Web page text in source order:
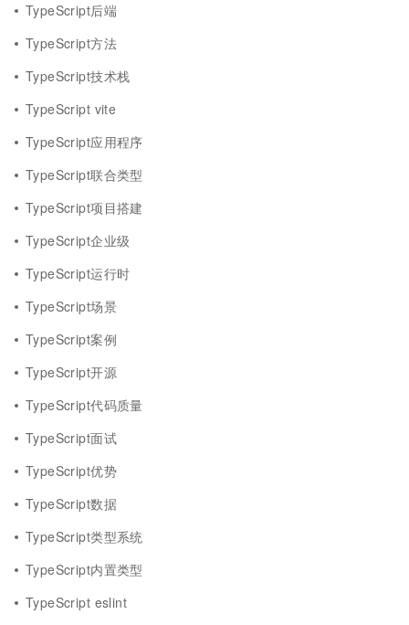
TypeScript后端
TypeScript方法
TypeScript技术栈
TypeScript vite
TypeScript应用程序
TypeScript联合类型
TypeScript项目搭建
TypeScript企业级
TypeScript运行时
TypeScript场景
TypeScript案例
TypeScript开源
TypeScript代码质量
TypeScript面试
TypeScript优势
TypeScript数据
TypeScript类型系统
TypeScript内置类型
TypeScript eslint